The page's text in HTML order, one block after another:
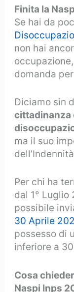
Finita la
Se hai da
non hai
domanda
Diciamo sin
cittadinanza
ma il suo
Per chi ha
dal 1°
possibile
30 Aprile
possesso di
inferiore a
Cosa
Naspi Inps